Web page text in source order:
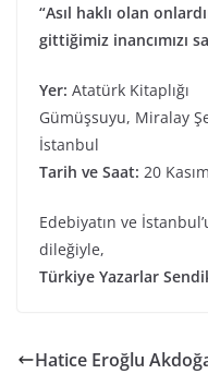
“Asıl haklı olan
gittiğimiz inancımızı
Yer: Atatürk Kitaplığı
Gümüşsuyu, Miralay
İstanbul
Tarih ve Saat: 20
Edebiyatın ve
dileğiyle,
Türkiye Yazarlar
Hatice Eroğlu